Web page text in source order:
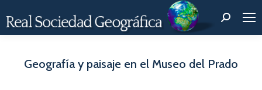
Buscar:
Geografía y paisaje en el Museo del Prado